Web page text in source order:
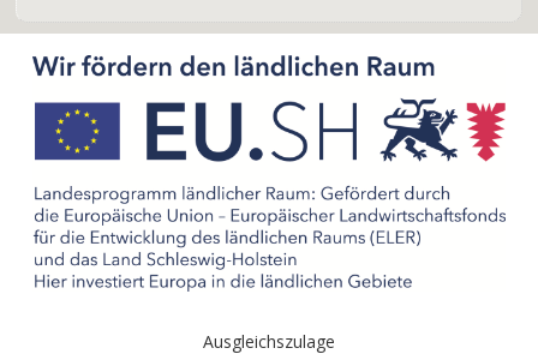
Ausgleichszulage